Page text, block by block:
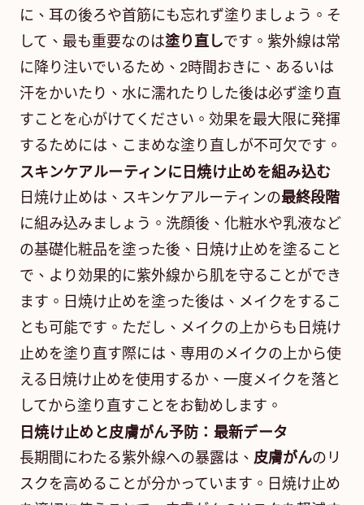
に、耳の後ろや首筋にも忘れず塗りましょう。そ
して、最も重要なのは塗り直しです。紫外線は常
に降り注いでいるため、2時間おきに、あるいは
汗をかいたり、水に濡れたりした後は必ず塗り直
すことを心がけてください。効果を最大限に発揮
するためには、こまめな塗り直しが不可欠です。
スキンケアルーティンに日焼け止めを組み込む
日焼け止めは、スキンケアルーティンの最終段階
に組み込みましょう。洗顔後、化粧水や乳液など
の基礎化粧品を塗った後、日焼け止めを塗ること
で、より効果的に紫外線から肌を守ることができ
ます。日焼け止めを塗った後は、メイクをするこ
とも可能です。ただし、メイクの上からも日焼け
止めを塗り直す際には、専用のメイクの上から使
える日焼け止めを使用するか、一度メイクを落と
してから塗り直すことをお勧めします。
日焼け止めと皮膚がん予防：最新データ
長期間にわたる紫外線への暴露は、 皮膚がんのリ
スクを高めることが分かっています。日焼け止め